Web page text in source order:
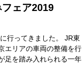
ェア2019
行ってきました。 JR東
エリアの車両の整備を行
足を踏み入れられる一年